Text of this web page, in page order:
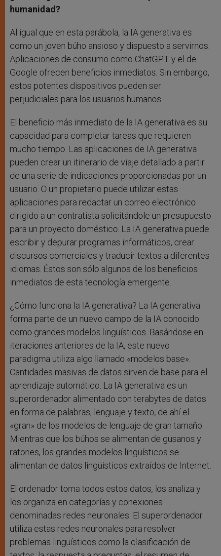
humanidad?
Al igual que en esta parábola, la IA generativa es
como un joven búho ansioso y dispuesto a servirnos.
Aplicaciones de consumo como ChatGPT y el de
Google ofrecen beneficios inmediatos. Sin embargo,
estos potentes dispositivos pueden ser
perjudiciales para los usuarios humanos.
El beneficio más inmediato de la IA generativa es su
capacidad para completar tareas que requieren
mucho tiempo. Las aplicaciones de IA generativa
pueden crear un itinerario de viaje detallado a partir
de una serie de indicaciones proporcionadas por un
usuario. O un propietario puede utilizar estas
aplicaciones para redactar un correo electrónico
dirigido a un contratista solicitándole un presupuesto
para un proyecto doméstico. La IA generativa puede
escribir y depurar programas informáticos, crear
discursos comerciales y traducir textos a diferentes
idiomas. Éstos son sólo algunos de los beneficios
inmediatos de esta tecnología emergente.
¿Cómo funciona la IA generativa? La IA generativa
forma parte de un nuevo campo de la IA conocido
como grandes modelos lingüísticos. Basándose en
iteraciones anteriores de la IA, este nuevo
paradigma utiliza algo llamado «modelos base».
Cantidades masivas de datos sirven de base para el
aprendizaje automático. La IA generativa es un
superordenador alimentado con terabytes de datos
en forma de palabras, lenguaje y texto, de ahí el
«gran» de los modelos de lenguaje de gran tamaño.
Mientras que los búhos se alimentan de gusanos y
ratones, los grandes modelos lingüísticos se
alimentan de datos lingüísticos extraídos de Internet.
El ordenador toma todos estos datos, los analiza y
los organiza en categorías y conexiones
denominadas redes neuronales. El superordenador
utiliza estas redes neuronales para resolver
problemas lingüísticos como la clasificación de